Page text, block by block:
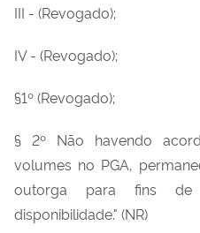
III - (Revogado);
IV - (Revogado);
§1º (Revogado);
§ 2º Não havendo
volumes no PGA,
outorga para fins
disponibilidade." (NR)